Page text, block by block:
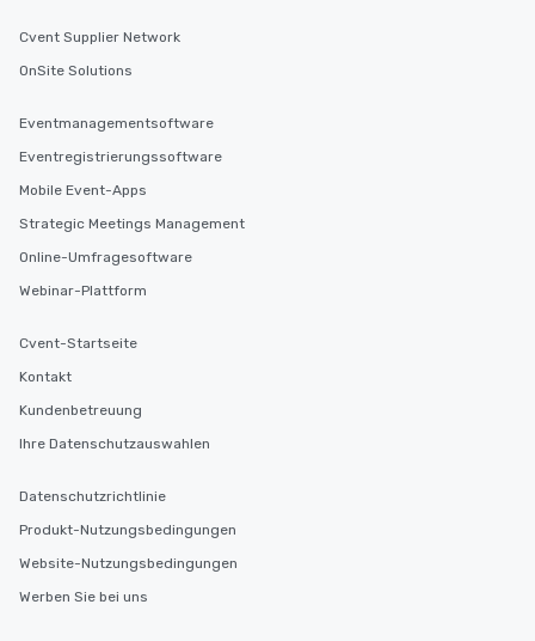
Cvent Supplier Network
OnSite Solutions
Eventmanagementsoftware
Eventregistrierungssoftware
Mobile Event-Apps
Strategic Meetings Management
Online-Umfragesoftware
Webinar-Plattform
Cvent-Startseite
Kontakt
Kundenbetreuung
Ihre Datenschutzauswahlen
Datenschutzrichtlinie
Produkt-Nutzungsbedingungen
Website-Nutzungsbedingungen
Werben Sie bei uns